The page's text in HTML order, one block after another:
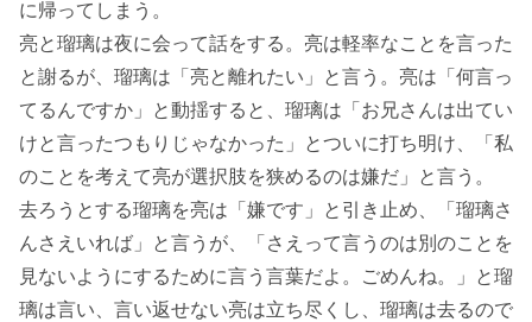
に帰ってしまう。
亮と瑠璃は夜に会って話をする。亮は軽率なことを言った
と謝るが、瑠璃は「亮と離れたい」と言う。亮は「何言っ
てるんですか」と動揺すると、瑠璃は「お兄さんは出てい
けと言ったつもりじゃなかった」とついに打ち明け、「私
のことを考えて亮が選択肢を狭めるのは嫌だ」と言う。
去ろうとする瑠璃を亮は「嫌です」と引き止め、「瑠璃さ
んさえいれば」と言うが、「さえって言うのは別のことを
見ないようにするために言う言葉だよ。ごめんね。」と瑠
璃は言い、言い返せない亮は立ち尽くし、瑠璃は去るので